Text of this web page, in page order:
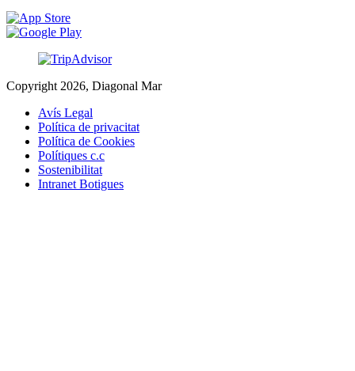
Copyright 2026, Diagonal Mar
Avís Legal
Política de privacitat
Política de Cookies
Polítiques c.c
Sostenibilitat
Intranet Botigues